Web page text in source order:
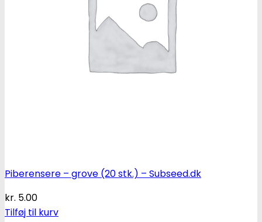
Piberensere – grove (20 stk.) – Subseed.dk
kr. 5.00
Tilføj til kurv